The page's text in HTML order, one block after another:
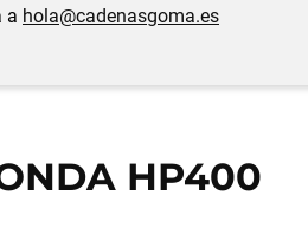
a hola@cadenasgoma.es
HP400